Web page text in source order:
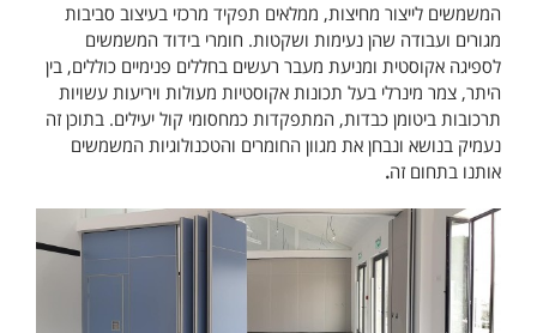
המשמשים לייצור מחיצות, ממלאים תפקיד מרכזי בעיצוב סביבות
מגורים ועבודה שהן נעימות ושקטות. חומרי בידוד המשמשים
לספיגה אקוסטית ומניעת מעבר רעשים בחללים פנימיים כוללים, בין
היתר, צמר מינרלי בעל תכונות אקוסטיות מעולות ויריעות עשויות
תרכובות ביטומן כבדות, המתפקדות כמחסומי קול יעילים. בתוכן זה
נעמיק בנושא ונבחן את מגוון החומרים והטכנולוגיות המשמשים
אותנו בתחום זה.